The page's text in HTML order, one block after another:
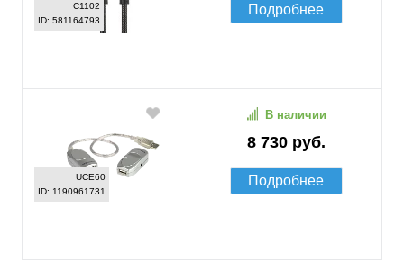
C1102
ID: 581164793
Подробнее
UCE60
ID: 1190961731
8 730 руб.
В наличии
Подробнее